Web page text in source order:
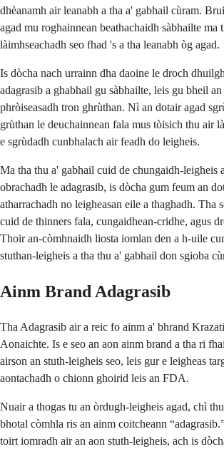
dhèanamh air leanabh a tha a' gabhail cùram.
agad mu roghainnean beathachaidh sàbhailte ma
làimhseachadh seo fhad 's a tha leanabh òg agad.
Is dòcha nach urrainn dha daoine le droch
adagrasib a ghabhail gu sàbhailte, leis gu bheil
phròiseasadh tron ghrùthan. Nì an dotair agad
grùthan le deuchainnean fala mus tòisich thu air
e sgrùdadh cunbhalach air feadh do leigheis.
Ma tha thu a' gabhail cuid de chungaidh-leigheis
obrachadh le adagrasib, is dòcha gum feum an
atharrachadh no leigheasan eile a thaghadh. Tha
cuid de thinners fala, cungaidhean-cridhe, agus
Thoir an-còmhnaidh liosta iomlan den a h-uile
stuthan-leigheis a tha thu a' gabhail don sgioba
Ainm Brand Adagrasib
Tha Adagrasib air a reic fo ainm a' bhrand
Aonaichte. Is e seo an aon ainm brand a tha ri
airson an stuth-leigheis seo, leis gur e leigheas
aontachadh o chionn ghoirid leis an FDA.
Nuair a thogas tu an òrdugh-leigheis agad, chì
bhotal còmhla ris an ainm coitcheann
toirt iomradh air an aon stuth-leigheis, ach is